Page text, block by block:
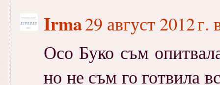
Irma29 август 2012 г.
Осо Буко съм
но не съм го готвила